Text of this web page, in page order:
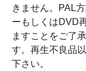
きません。PAL
ーもしくはDVD
ますことをご了
す。再生不良品
下さい。